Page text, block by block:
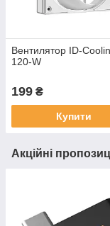
Вентилятор ID-
120-W
199 ₴
Купити
Акційні